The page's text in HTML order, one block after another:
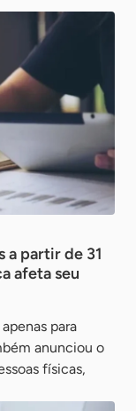
a partir de 31
afeta seu
para
anunciou o
físicas,